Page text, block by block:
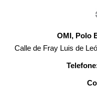
OMI, Polo
Calle de Fray Luis de